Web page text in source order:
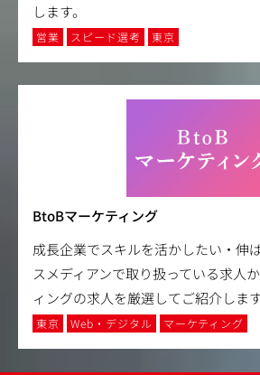
します。
営業 スピード選考 東京
BtoBマーケティング
成長企業でスキルを活かしたい・伸
スメディアンで取り扱っている求人
ィングの求人を厳選してご紹介します
東京 Web・デジタル マーケティング